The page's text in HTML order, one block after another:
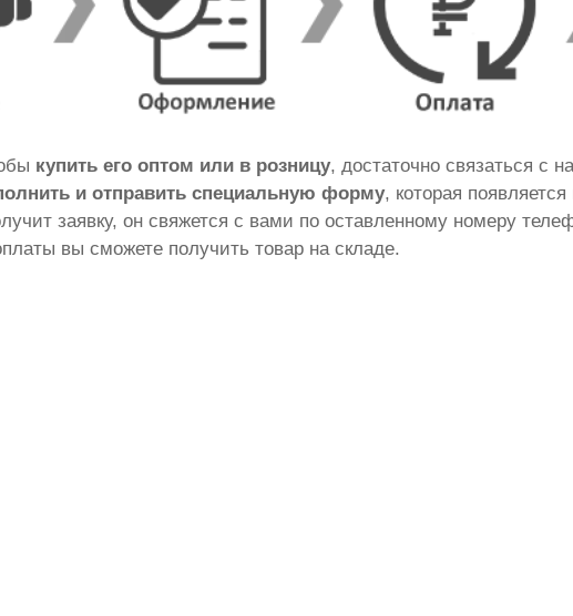
купить его оптом или в розницу, достаточно связаться с
и отправить специальную форму, которая
заявку, он свяжется с вами по оставленному номеру
вы сможете получить товар на складе.